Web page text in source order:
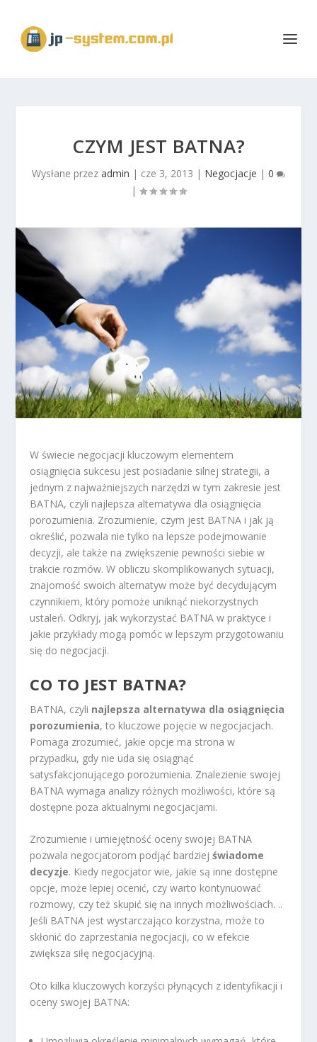
CZYM JEST BATNA?
Wysłane przez admin | cze 3, 2013 | Negocjacje | 0
|
W świecie negocjacji kluczowym elementem
osiągnięcia sukcesu jest posiadanie silnej strategii, a
jednym z najważniejszych narzędzi w tym zakresie jest
BATNA, czyli najlepsza alternatywa dla osiągnięcia
porozumienia. Zrozumienie, czym jest BATNA i jak ją
określić, pozwala nie tylko na lepsze podejmowanie
decyzji, ale także na zwiększenie pewności siebie w
trakcie rozmów. W obliczu skomplikowanych sytuacji,
znajomość swoich alternatyw może być decydującym
czynnikiem, który pomoże uniknąć niekorzystnych
ustaleń. Odkryj, jak wykorzystać BATNA w praktyce i
jakie przykłady mogą pomóc w lepszym przygotowaniu
się do negocjacji.
CO TO JEST BATNA?
BATNA, czyli najlepsza alternatywa dla osiągnięcia
porozumienia, to kluczowe pojęcie w negocjacjach.
Pomaga zrozumieć, jakie opcje ma strona w
przypadku, gdy nie uda się osiągnąć
satysfakcjonującego porozumienia. Znalezienie swojej
BATNA wymaga analizy różnych możliwości, które są
dostępne poza aktualnymi negocjacjami.
Zrozumienie i umiejętność oceny swojej BATNA
pozwala negocjatorom podjąć bardziejświadome
decyzje. Kiedy negocjator wie, jakie są inne dostępne
opcje, może lepiej ocenić, czy warto kontynuować
rozmowy, czy też skupić się na innych możliwościach. ..
Jeśli BATNA jest wystarczająco korzystna, może to
skłonić do zaprzestania negocjacji, co w efekcie
zwiększa siłę negocjacyjną.
Oto kilka kluczowych korzyści płynących z identyfikacji i
oceny swojej BATNA: